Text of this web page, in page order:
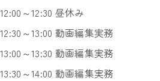
12:00～12:30 昼休み
12:30～13:00 動画編集実務
13:00～13:30 動画編集実務
13:30～14:00 動画編集実務